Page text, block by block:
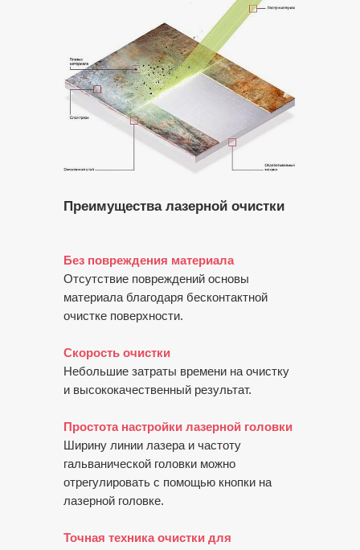
Преимущества лазерной очистки
Без повреждения материала
Отсутствие повреждений основы
материала благодаря бесконтактной
очистке поверхности.
Скорость очистки
Небольшие затраты времени на очистку
и высококачественный результат.
Простота настройки лазерной головки
Ширину линии лазера и частоту
гальванической головки можно
отрегулировать с помощью кнопки на
лазерной головке.
Точная техника очистки для